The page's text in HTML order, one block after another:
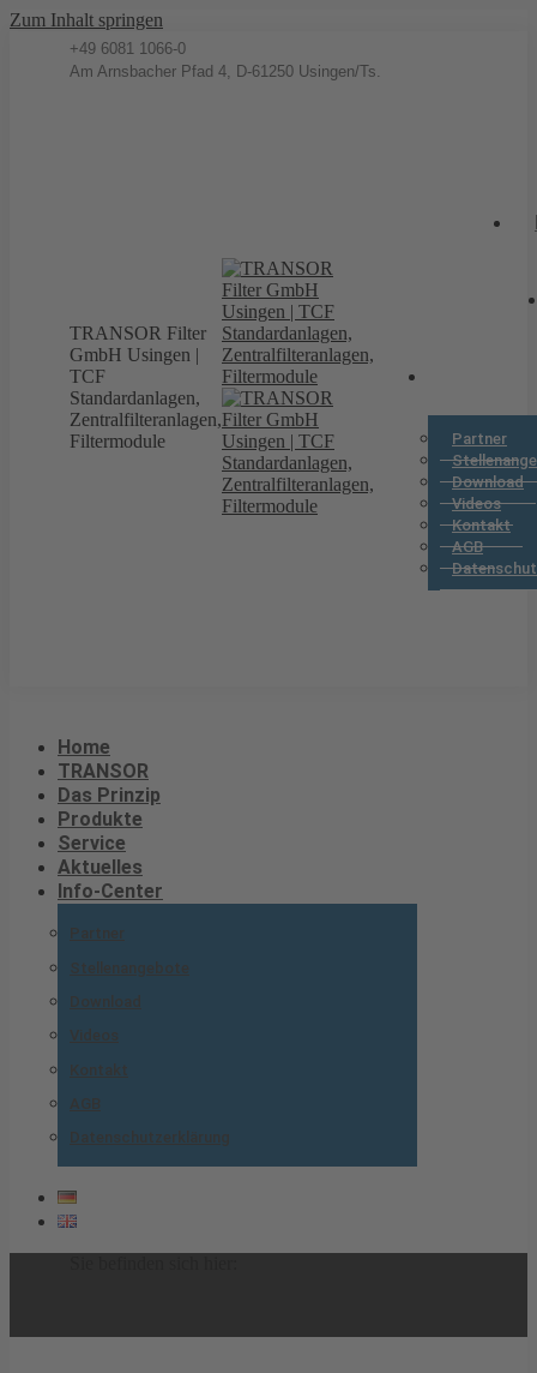
Zum Inhalt springen
+49 6081 1066-0
Am Arnsbacher Pfad 4, D-61250 Usingen/Ts.
TRANSOR Filter
GmbH Usingen |
TCF
Standardanlagen,
Zentralfilteranlagen,
Filtermodule
Partner
Download
Videos
Kontakt
AGB
Home
TRANSOR
Das Prinzip
Produkte
Service
Aktuelles
Info-Center
Partner
Stellenangebote
Download
Videos
Kontakt
AGB
Datenschutzerklärung